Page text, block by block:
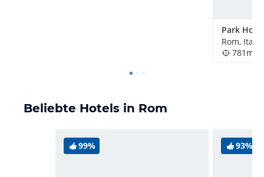
Rom,
781m
Beliebte Hotels in Rom
99% 93%